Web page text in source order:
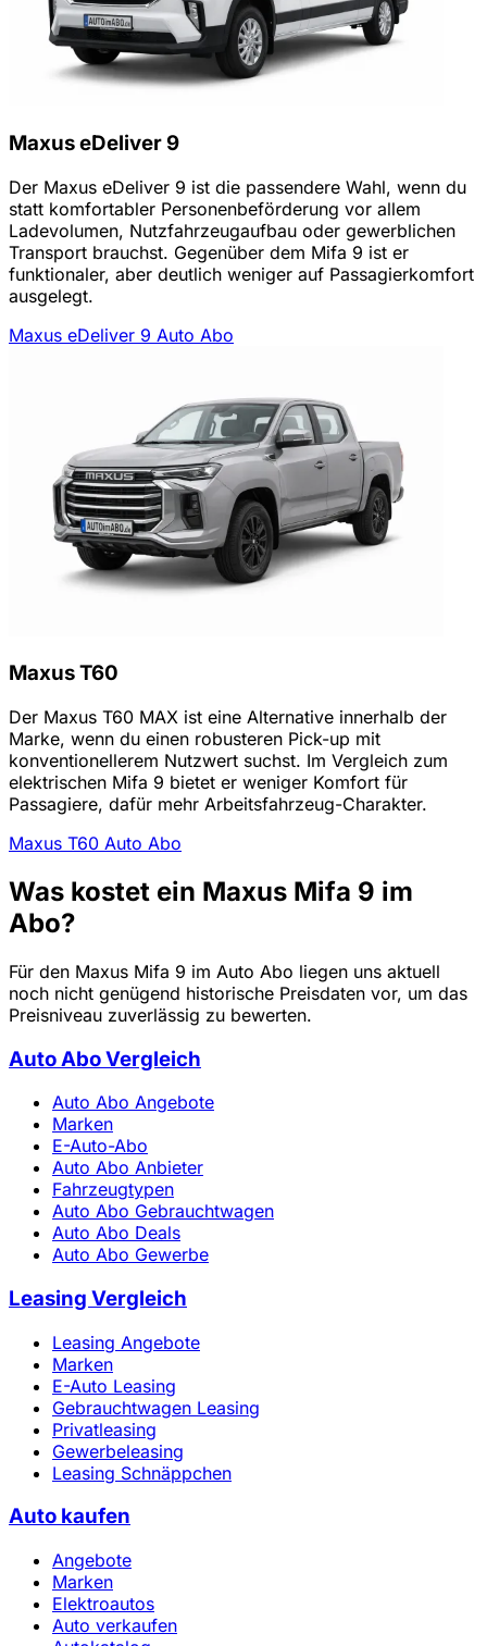
Maxus eDeliver 9
Der Maxus eDeliver 9 ist die passendere Wahl, wenn du
statt komfortabler Personenbeförderung vor allem
Ladevolumen, Nutzfahrzeugaufbau oder gewerblichen
Transport brauchst. Gegenüber dem Mifa 9 ist er
funktionaler, aber deutlich weniger auf Passagierkomfort
ausgelegt.
Maxus eDeliver 9 Auto Abo
Maxus T60
Der Maxus T60 MAX ist eine Alternative innerhalb der
Marke, wenn du einen robusteren Pick-up mit
konventionellerem Nutzwert suchst. Im Vergleich zum
elektrischen Mifa 9 bietet er weniger Komfort für
Passagiere, dafür mehr Arbeitsfahrzeug-Charakter.
Maxus T60 Auto Abo
Was kostet ein Maxus Mifa 9 im
Abo?
Für den Maxus Mifa 9 im Auto Abo liegen uns aktuell
noch nicht genügend historische Preisdaten vor, um das
Preisniveau zuverlässig zu bewerten.
Auto Abo Vergleich
Auto Abo Angebote
Marken
E-Auto-Abo
Auto Abo Anbieter
Fahrzeugtypen
Auto Abo Gebrauchtwagen
Auto Abo Deals
Auto Abo Gewerbe
Leasing Vergleich
Leasing Angebote
Marken
E-Auto Leasing
Gebrauchtwagen Leasing
Privatleasing
Gewerbeleasing
Leasing Schnäppchen
Auto kaufen
Angebote
Marken
Elektroautos
Auto verkaufen